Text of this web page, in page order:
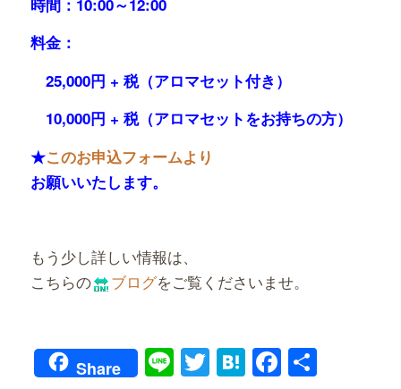
料金：
25,000円 + 税（アロマセット付き）
10,000円 + 税（アロマセットをお持ちの方）
★このお申込フォームより
お願いいたします。
もう少し詳しい情報は、
こちらの
ブログをご覧くださいませ。
Share LineTwitter
Hatena共